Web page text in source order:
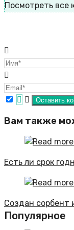
Посмотреть все
Вам также
Есть ли срок
Создан сорбент
Популярное